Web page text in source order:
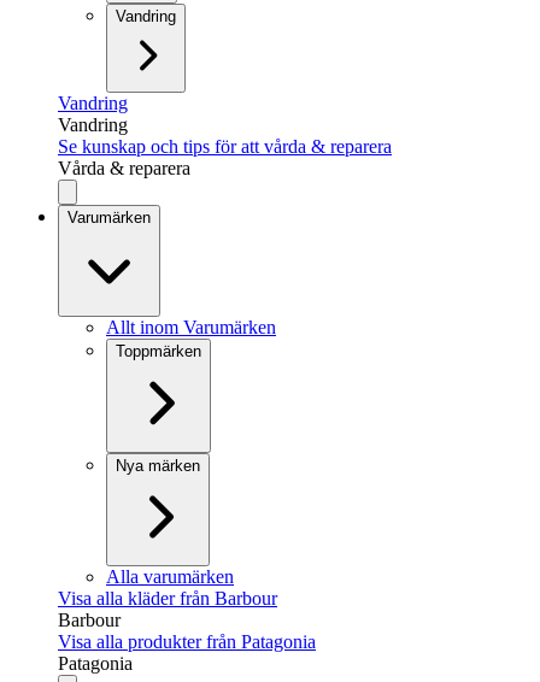
Vandring
Vandring
Vandring
Se kunskap och tips för att vårda & reparera
Vårda & reparera
Varumärken
Allt inom Varumärken
Toppmärken
Nya märken
Alla varumärken
Visa alla kläder från Barbour
Barbour
Visa alla produkter från Patagonia
Patagonia